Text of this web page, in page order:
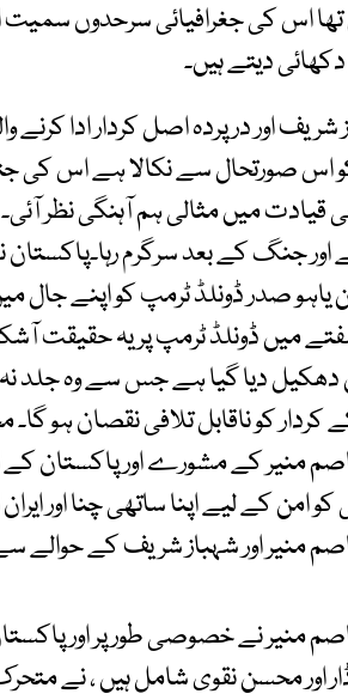
تھا اس کی جغرافیائی سرحدوں
دیتے ہیں۔
شریف اور درپردہ اصل کردار ادا
اس صورتحال سے نکالا ہے اس کی
قیادت میں مثالی ہم آہنگی نظر
جنگ کے بعد سرگرم
یاہو صدر ڈونلڈ ٹرمپ کو اپنے
میں ڈونلڈ ٹرمپ پر یہ حقیقت
دیا گیا ہے جس سے وہ جلد نہ
کردار کو ناقابل تلافی نقصان ہو
منیر کے مشورے اور پاکستان کے
امن کے لیے اپنا ساتھی چنا اور
منیر اور شہباز شریف کے حوالے
منیر نے خصوصی طور پر اور
محسن نقوی شامل ہیں ، نے متحرک